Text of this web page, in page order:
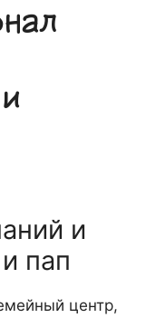
и
пап
центр,